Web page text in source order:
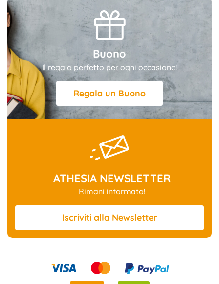
Buono
Il regalo perfetto per ogni occasione!
Regala un Buono
ATHESIA NEWSLETTER
Rimani informato!
Iscrivitialla Newsletter